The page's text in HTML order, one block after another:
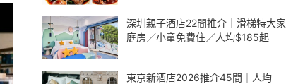
深圳親子酒店22間推介｜滑梯特大家
庭房／小童免費住／人均$185起
東京新酒店2026推介45間｜人均